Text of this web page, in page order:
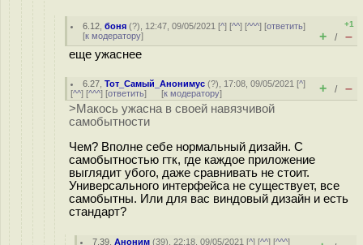
6.12 ,боня (?), 12:47, 09/05/2021 [^] [^^] [^^^] [ответить]
[к модератору]
+1
+ / –
еще ужаснее
6.27 ,Тот_Самый_Анонимус (?), 17:08, 09/05/2021 [^]
[^^] [^^^] [ответить] [к модератору] + / –
>Макось ужасна в своей навязчивой
самобытности
Чем? Вполне себе нормальный дизайн. С
самобытностью гтк, где каждое приложение
выглядит убого, даже сравнивать не стоит.
Универсального интерфейса не существует, все
самобытны. Или для вас виндовый дизайн и есть
стандарт?
7.39 ,Аноним (39), 22:18, 09/05/2021 [^] [^^] [^^^]